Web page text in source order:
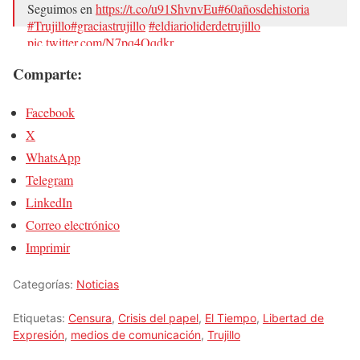
Seguimos en https://t.co/u91ShvnvEu#60añosdehistoria
#Trujillo#graciastrujillo#eldiarioliderdetrujillo
pic.twitter.com/N7pq4Qqdkr
— Diario El Tiempo CA (@Diario_Tiempo)
Comparte:
Facebook
X
WhatsApp
Telegram
LinkedIn
Correo electrónico
Imprimir
Categorías: Noticias
Etiquetas: Censura, Crisis del papel, El Tiempo, Libertad de
Expresión, medios de comunicación, Trujillo